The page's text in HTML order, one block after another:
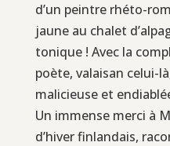
d’un peintre rhéto-
jaune au chalet
tonique ! Avec la
poète, valaisan celui-
malicieuse et
Un immense merci à
d’hiver finlandais,